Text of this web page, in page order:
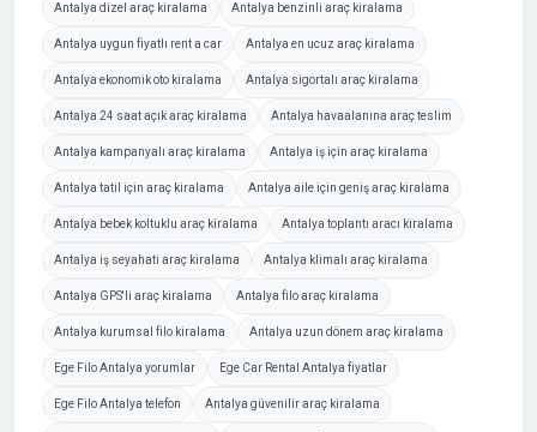
Antalya dizel araç kiralama Antalya benzinli araç kiralama
Antalya uygun fiyatlı rent a car Antalya en ucuz araç kiralama
Antalya ekonomik oto kiralama Antalya sigortalı araç kiralama
Antalya 24 saat açık araç kiralama Antalya havaalanına araç teslim
Antalya kampanyalı araç kiralama Antalya iş için araç kiralama
Antalya tatil için araç kiralama Antalya aile için geniş araç kiralama
Antalya bebek koltuklu araç kiralama Antalya toplantı aracı kiralama
Antalya iş seyahati araç kiralama Antalya klimalı araç kiralama
Antalya GPS'li araç kiralama Antalya filo araç kiralama
Antalya kurumsal filo kiralama Antalya uzun dönem araç kiralama
Ege Filo Antalya yorumlar Ege Car Rental Antalya fiyatlar
Ege Filo Antalya telefon Antalya güvenilir araç kiralama